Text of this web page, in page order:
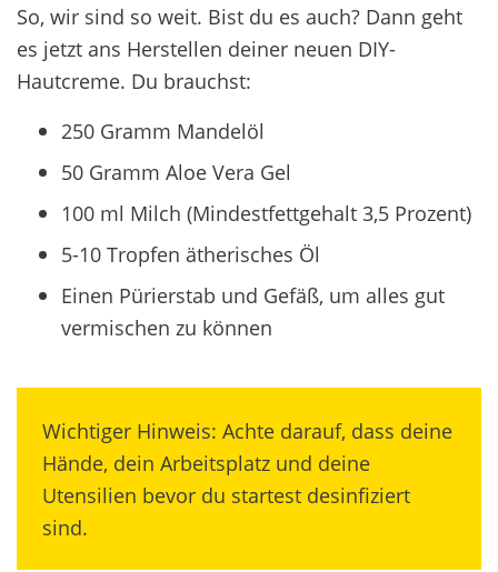
So, wir sind so weit. Bist du es auch? Dann geht
es jetzt ans Herstellen deiner neuen DIY-
Hautcreme. Du brauchst:
250 Gramm Mandelöl
50 Gramm Aloe Vera Gel
100 ml Milch (Mindestfettgehalt 3,5 Prozent)
5-10 Tropfen ätherisches Öl
Einen Pürierstab und Gefäß, um alles gut
vermischen zu können
Wichtiger Hinweis: Achte darauf, dass deine
Hände, dein Arbeitsplatz und deine
Utensilien bevor du startest desinfiziert
sind.